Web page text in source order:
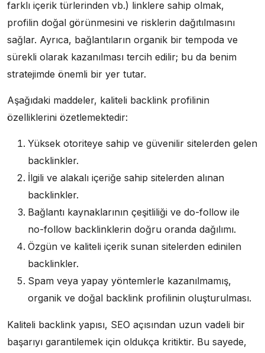
farklı içerik türlerinden vb.) linklere sahip olmak,
profilin doğal görünmesini ve risklerin dağıtılmasını
sağlar. Ayrıca, bağlantıların organik bir tempoda ve
sürekli olarak kazanılması tercih edilir; bu da benim
stratejimde önemli bir yer tutar.
Aşağıdaki maddeler, kaliteli backlink profilinin
özelliklerini özetlemektedir:
Yüksek otoriteye sahip ve güvenilir sitelerden gelen
backlinkler.
İlgili ve alakalı içeriğe sahip sitelerden alınan
backlinkler.
Bağlantı kaynaklarının çeşitliliği ve do-follow ile
no-follow backlinklerin doğru oranda dağılımı.
Özgün ve kaliteli içerik sunan sitelerden edinilen
backlinkler.
Spam veya yapay yöntemlerle kazanılmamış,
organik ve doğal backlink profilinin oluşturulması.
Kaliteli backlink yapısı, SEO açısından uzun vadeli bir
başarıyı garantilemek için oldukça kritiktir. Bu sayede,